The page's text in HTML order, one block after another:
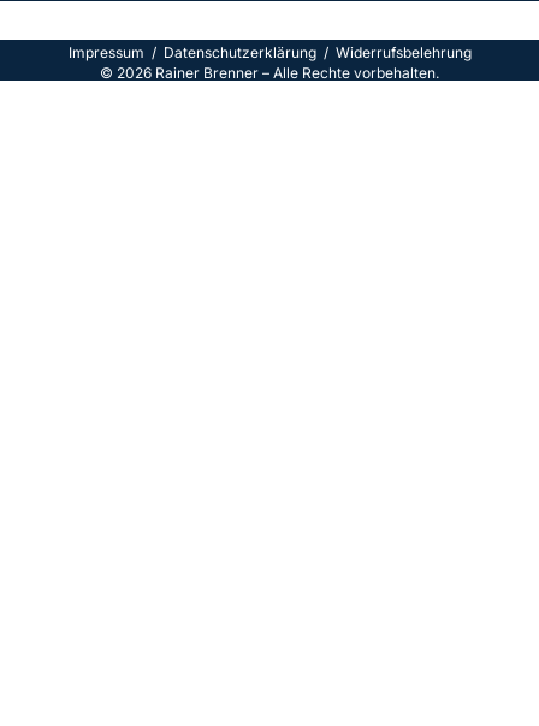
Impressum / Datenschutzerklärung / Widerrufsbelehrung
© 2026 Rainer Brenner – Alle Rechte vorbehalten.